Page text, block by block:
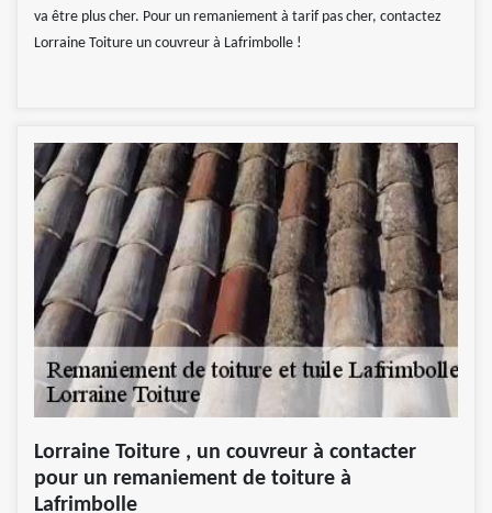
va être plus cher. Pour un remaniement à tarif pas cher, contactez
Lorraine Toiture un couvreur à Lafrimbolle !
Lorraine Toiture , un couvreur à contacter
pour un remaniement de toiture à
Lafrimbolle